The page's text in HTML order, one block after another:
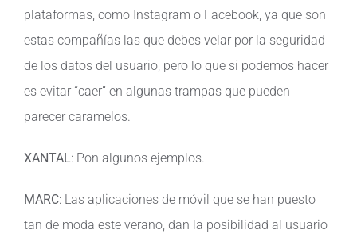
plataformas, como Instagram o Facebook, ya que son
estas compañías las que debes velar por la seguridad
de los datos del usuario, pero lo que si podemos hacer
es evitar “caer” en algunas trampas que pueden
parecer caramelos.
XANTAL: Pon algunos ejemplos.
MARC: Las aplicaciones de móvil que se han puesto
tan de moda este verano, dan la posibilidad al usuario